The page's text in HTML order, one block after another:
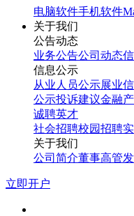
电脑软件手机软件
关于我们
公告动态
业务公告公司动态
信息公示
从业人员公示展业
公示投诉建议金融
诚聘英才
社会招聘校园招聘
关于我们
公司简介董事高管
立即开户